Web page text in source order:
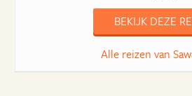
BEKIJK DEZE
Alle reizen van